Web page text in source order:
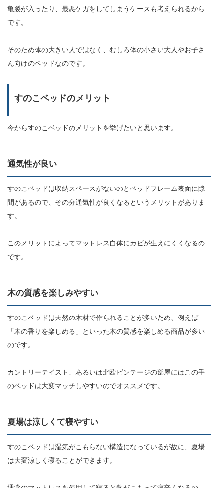
亀裂が入ったり、最悪ケガをしてしまうケースも考えられるから
です。
そのため体の大きい人ではなく、むしろ体の小さい大人やお子さ
ん向けのベッドなのです。
すのこベッドのメリット
今からすのこベッドのメリットを挙げたいと思います。
通気性が良い
すのこベッドは収納スペースがないのとベッドフレーム表面に隙
間があるので、その分通気性が良くなるというメリットがありま
す。
このメリットによってマットレス自体にカビが生えにくくなるの
です。
木の質感を楽しみやすい
すのこベッドは天然の木材で作られることが多いため、例えば
「木の香りを楽しめる」といった木の質感を楽しめる商品が多い
のです。
カントリーテイスト、あるいは北欧ビンテージの部屋にはこの手
のベッドは大変マッチしやすいのでオススメです。
夏場は涼しくて寝やすい
すのこベッドは湿気がこもらない構造になっているが故に、夏場
は大変涼しく寝ることができます。